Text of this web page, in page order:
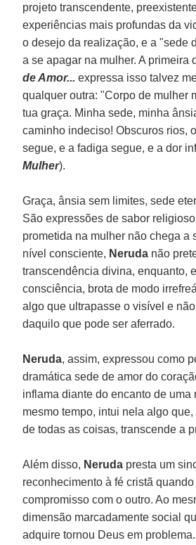
projeto transcendente,
experiências mais profundas da
o desejo da realização, e a "sede
a se apagar na mulher. A primeira
de Amor... expressa isso talvez
qualquer outra: "Corpo de mulher
tua graça. Minha sede, minha
caminho indeciso! Obscuros rios,
segue, e a fadiga segue, e a dor
Mulher).
Graça, ânsia sem limites, sede
São expressões de sabor
prometida na mulher não chega a
nível consciente, Neruda não
transcendência divina, enquanto,
consciência, brota de modo
algo que ultrapasse o visível e
daquilo que pode ser aferrado.
Neruda, assim, expressou como
dramática sede de amor do
inflama diante do encanto de uma
mesmo tempo, intui nela algo
de todas as coisas, transcende a
Além disso, Neruda presta um
reconhecimento à fé cristã
compromisso com o outro. Ao
dimensão marcadamente social
adquire tornou Deus em